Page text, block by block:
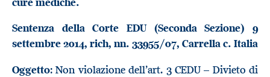
Sentenza della Corte EDU (Seconda Sezione) 9
settembre 2014, rich, nn. 33955/07, Carrella c. Italia
Oggetto: Non violazione dell’art. 3 CEDU – Divieto di